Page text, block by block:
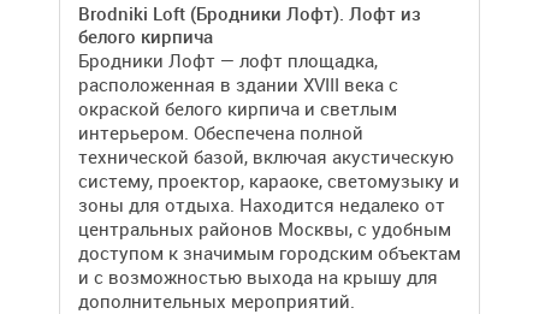
Brodniki Loft (Бродники Лофт). Лофт из
белого кирпича
Бродники Лофт — лофт площадка,
расположенная в здании XVIII века с
окраской белого кирпича и светлым
интерьером. Обеспечена полной
технической базой, включая акустическую
систему, проектор, караоке, светомузыку и
зоны для отдыха. Находится недалеко от
центральных районов Москвы, с удобным
доступом к значимым городским объектам
и с возможностью выхода на крышу для
дополнительных мероприятий.